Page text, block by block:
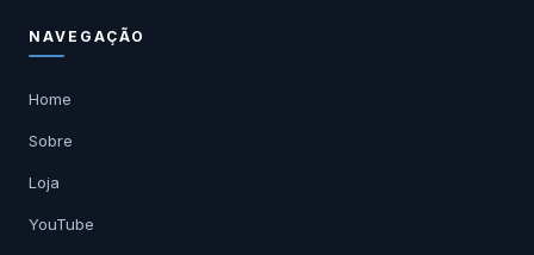
NAVEGAÇÃO
Home
Sobre
Loja
YouTube